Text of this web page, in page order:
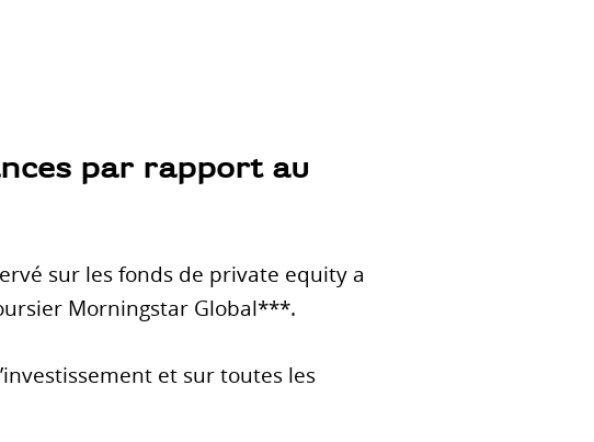
par rapport au
sur les fonds de private equity a
Morningstar Global***.
et sur toutes les